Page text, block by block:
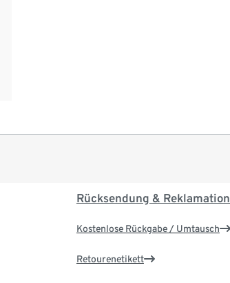
Rücksendung & Reklamation
Kostenlose Rückgabe / Umtausch
Retourenetikett